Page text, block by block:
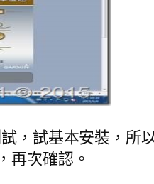
，試基本安裝，
再次確認。